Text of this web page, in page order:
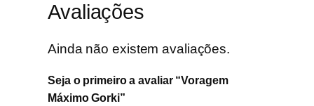
Avaliações
Ainda não existem avaliações.
Seja o primeiro a avaliar “Voragem
Máximo Gorki”